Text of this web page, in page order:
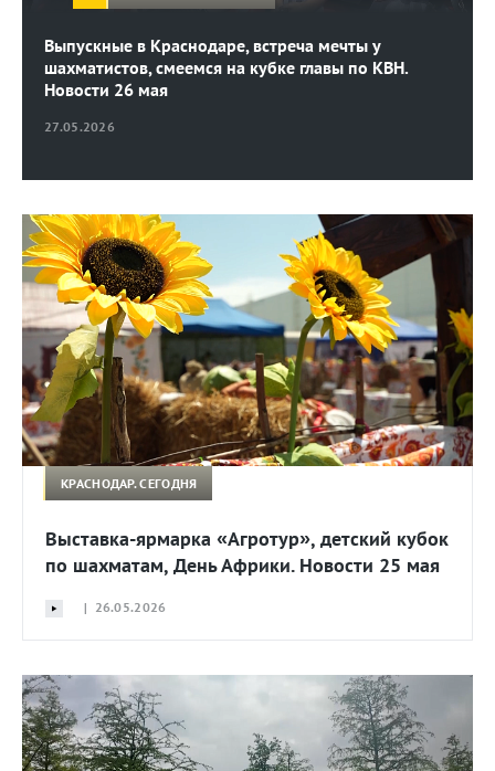
27.05.2026
Выпускные в Краснодаре, встреча мечты у
шахматистов, смеемся на кубке главы по КВН.
Новости 26 мая
КРАСНОДАР. СЕГОДНЯ
Выставка-ярмарка «Агротур», детский кубок
по шахматам, День Африки. Новости 25 мая
| 26.05.2026